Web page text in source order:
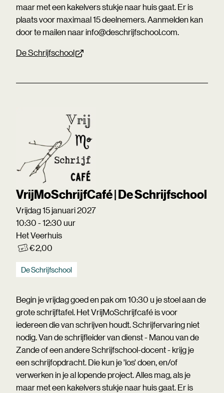
maar met een kakelvers stukje naar huis gaat. Er is
plaats voor maximaal 15 deelnemers. Aanmelden kan
door te mailen naar info@deschrijfschool.com.
De Schrijfschool
VrijMoSchrijfCafé | De Schrijfschool
Vrijdag 15 januari 2027
10:30 - 12:30 uur
Het Veerhuis
€ 2,00
De Schrijfschool
Begin je vrijdag goed en pak om 10:30 u je stoel aan de
grote schrijftafel. Het VrijMoSchrijfcafé is voor
iedereen die van schrijven houdt. Schrijfervaring niet
nodig. Van de schrijfleider van dienst - Manou van de
Zande of een andere Schrijfschool-docent - krijg je
een schrijfopdracht. Die kun je 'los' doen, en/of
verwerken in je al lopende project. Alles mag, als je
maar met een kakelvers stukje naar huis gaat. Er is